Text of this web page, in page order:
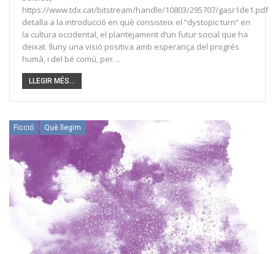
https://www.tdx.cat/bitstream/handle/10803/295707/gasr1de1.pdf
detalla a la introducció en què consisteix el “dystopic turn” en
la cultura occidental, el plantejament d’un futur social que ha
deixat lluny una visió positiva amb esperança del progrés
humà, i del bé comú, per…
LLEGIR MÉS...
Ficció Què llegim